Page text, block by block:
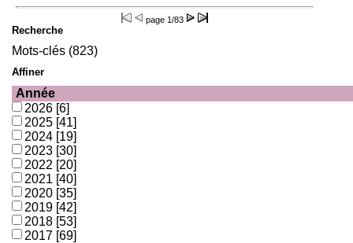
page 1/83
Recherche
Mots-clés (823)
Affiner
Année
2026 [6]
2025 [41]
2024 [19]
2023 [30]
2022 [20]
2021 [40]
2020 [35]
2019 [42]
2018 [53]
2017 [69]